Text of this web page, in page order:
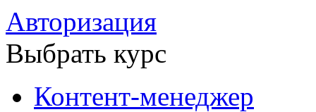
Авторизация
Выбрать курс
Контент-менеджер